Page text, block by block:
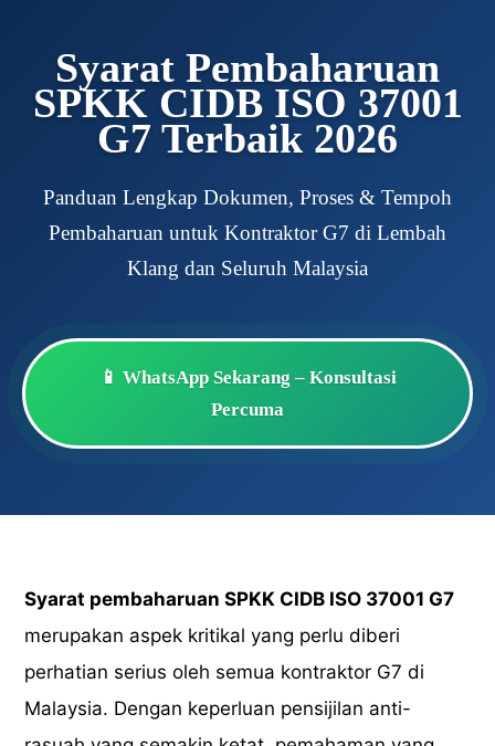
Syarat Pembaharuan
SPKK CIDB ISO 37001
G7 Terbaik 2026
Panduan Lengkap Dokumen, Proses & Tempoh
Pembaharuan untuk Kontraktor G7 di Lembah
Klang dan Seluruh Malaysia
📱 WhatsApp Sekarang – Konsultasi
Percuma
Syarat pembaharuan SPKK CIDB ISO 37001 G7
merupakan aspek kritikal yang perlu diberi
perhatian serius oleh semua kontraktor G7 di
Malaysia. Dengan keperluan pensijilan anti-